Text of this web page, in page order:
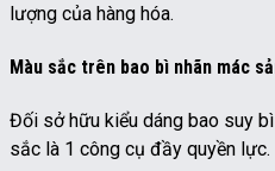
lượng của hàng hóa.
Màu sắc trên bao bì nhãn mác
Đối sở hữu kiểu dáng bao suy
sắc là 1 công cụ đầy quyền lực.